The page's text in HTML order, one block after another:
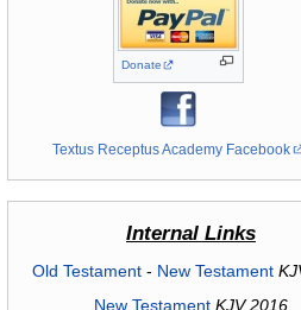
Donate
Textus Receptus Academy Facebook
Internal Links
Old Testament- New Testament
New Testament KJV 2016